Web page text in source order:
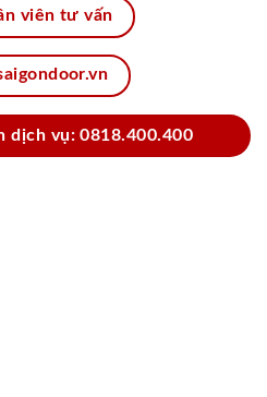
viên tư vấn
dịch vụ: 0818.400.400